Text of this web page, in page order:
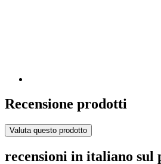
Recensione prodotti
Valuta questo prodotto
recensioni in italiano sul